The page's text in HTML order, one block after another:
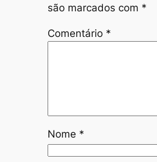
são marcados com *
Comentário *
Nome *